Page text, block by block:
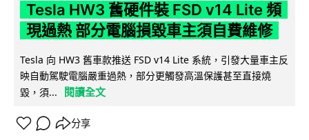
Tesla HW3 舊硬件裝 FSD v14 Lite 頻
現過熱 部分電腦損毀車主須自費維修
Tesla 向 HW3 舊車款推送 FSD v14 Lite 系統，引發大量車主反
映自動駕駛電腦嚴重過熱，部分更觸發高溫保護甚至直接燒
毀，須...
閱讀全文
分享